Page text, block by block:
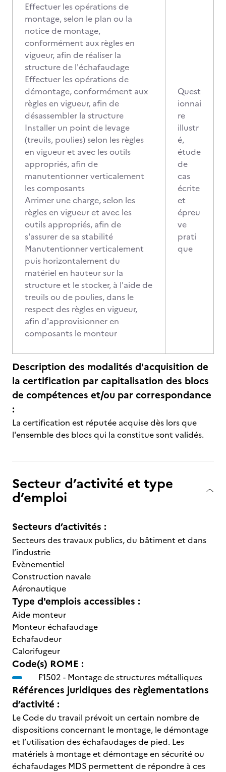
Effectuer les opérations de
montage, selon le plan ou la
notice de montage,
conformément aux règles en
vigueur, afin de réaliser la
structure de l'échafaudage
Effectuer les opérations de
démontage, conformément aux
règles en vigueur, afin de
désassembler la structure
Installer un point de levage
(treuils, poulies) selon les règles
en vigueur et avec les outils
appropriés, afin de
manutentionner verticalement
les composants
Arrimer une charge, selon les
règles en vigueur et avec les
outils appropriés, afin de
s'assurer de sa stabilité
Manutentionner verticalement
puis horizontalement du
matériel en hauteur sur la
structure et le stocker, à l'aide de
treuils ou de poulies, dans le
respect des règles en vigueur,
afin d'approvisionner en
composants le monteur
Quest
ionnai
re
illustr
é,
étude
de
cas
écrite
et
épreu
ve
prati
que
Description des modalités d'acquisition de
la certification par capitalisation des blocs
de compétences et/ou par correspondance
:
La certification est réputée acquise dès lors que
l'ensemble des blocs qui la constitue sont validés.
Secteur d’activité et type
d’emploi
Secteurs d’activités :
Secteurs des travaux publics, du bâtiment et dans
l’industrie
Evènementiel
Construction navale
Aéronautique
Type d'emplois accessibles :
Aide monteur
Monteur échafaudage
Echafaudeur
Calorifugeur
Code(s) ROME :
F1502 - Montage de structures métalliques
Références juridiques des règlementations
d’activité :
Le Code du travail prévoit un certain nombre de
dispositions concernant le montage, le démontage
et l’utilisation des échafaudages de pied. Les
matériels à montage et démontage en sécurité ou
échafaudages MDS permettent de répondre à ces